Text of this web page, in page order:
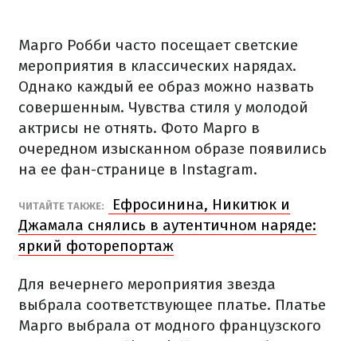
Марго Робби часто посещает светские
мероприятия в классических нарядах.
Однако каждый ее образ можно назвать
совершенным. Чувства стиля у молодой
актрисы не отнять. Фото Марго в
очередном изысканном образе появились
на ее фан-странице в Instagram.
ЧИТАЙТЕ ТАКЖЕ:
Ефросинина, Никитюк и
Джамала снялись в аутентичном наряде:
яркий фоторепортаж
Для вечернего мероприятия звезда
выбрала соответствующее платье. Платье
Марго выбрала от модного французского